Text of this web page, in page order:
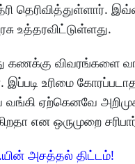
தெரிவித்துள்ளார்.
உத்தரவிட்டுள்ளது.
விவரங்களை
உரிமை
ஏற்கெனவே
என ஒருமுறை
அசத்தல் திட்டம்!